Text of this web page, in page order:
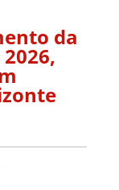
da